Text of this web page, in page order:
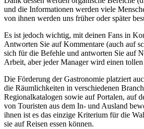
und die Informationen werden viele
von ihnen werden uns früher oder später
Es ist jedoch wichtig, mit deinen Fans in
Antworten Sie auf Kommentare (auch auf
sich für die Befehle und antworten Sie auf
Arbeit, aber jeder Manager wird einen tollen
Die Förderung der Gastronomie platziert
die Räumlichkeiten in verschiedenen
Regionalkatalogen sowie auf Portalen, auf
von Touristen aus dem In- und Ausland
ihnen ist es das einzige Kriterium für die
sie auf Reisen essen können.